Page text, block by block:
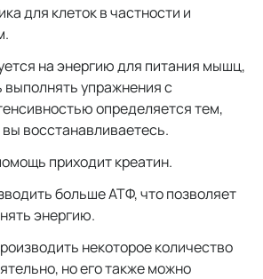
для клеток в частности и
на энергию для питания мышц,
упражнения с
определяется тем,
восстанавливаетесь.
приходит креатин.
больше АТФ, что позволяет
энергию.
некоторое количество
но его также можно